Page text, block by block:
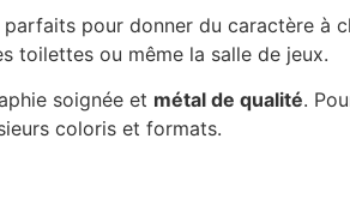
parfaits pour donner du caractère à
toilettes ou même la salle de jeux.
soignée et métal de qualité.
coloris et formats.